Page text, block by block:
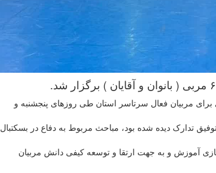
مربیان فعال سرتاسر استان طی روزهای پنجشنبه و
به مدرسی علی توفیق تدارک دیده شده بود، مباحث مربوط به دفاع در بسکتبال
آموزش و به جهت ارتقا و توسعه کیفی دانش مربیان